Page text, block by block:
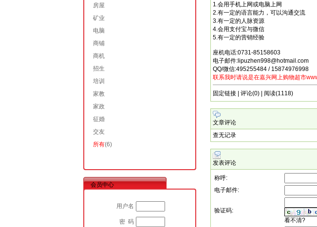
房屋
矿业
电脑
商铺
商机
招生
培训
家教
家政
征婚
交友
所有(6)
会员中心
用户名
密 码
1.会用手机上网或电脑上网
2.有一定的语言能力，可以沟通交流
3.有一定的人脉资源
4.会用支付宝与微信
5.有一定的营销经验
座机电话:0731-85158603
电子邮件:lipuzhen998@hotmail.com
QQ/微信:495255484 / 15874976998
联系我时请说是在嘉兴网上购物超市
固定链接 | 评论(0) | 阅读(1118)
文章评论
查无记录
发表评论
称呼:
电子邮件:
验证码:
看不清?